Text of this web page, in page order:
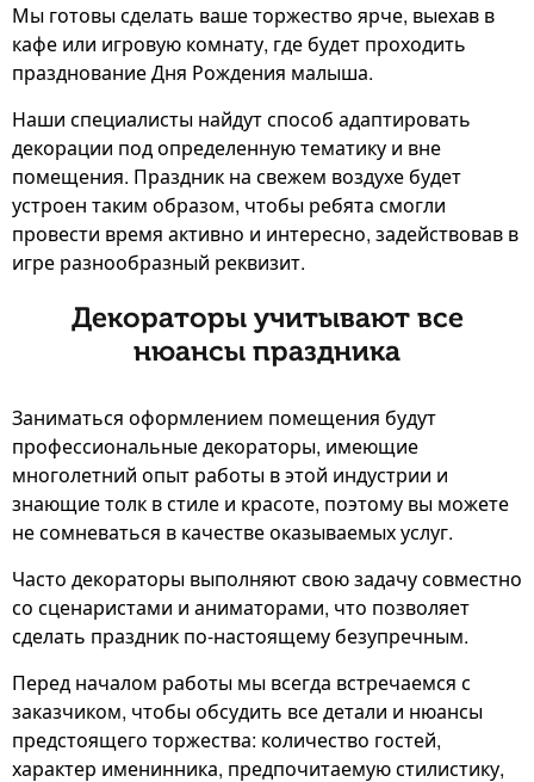
Мы готовы сделать ваше торжество ярче, выехав в
кафе или игровую комнату, где будет проходить
празднование Дня Рождения малыша.
Наши специалисты найдут способ адаптировать
декорации под определенную тематику и вне
помещения. Праздник на свежем воздухе будет
устроен таким образом, чтобы ребята смогли
провести время активно и интересно, задействовав в
игре разнообразный реквизит.
Декораторы учитывают все
нюансы праздника
Заниматься оформлением помещения будут
профессиональные декораторы, имеющие
многолетний опыт работы в этой индустрии и
знающие толк в стиле и красоте, поэтому вы можете
не сомневаться в качестве оказываемых услуг.
Часто декораторы выполняют свою задачу совместно
со сценаристами и аниматорами, что позволяет
сделать праздник по-настоящему безупречным.
Перед началом работы мы всегда встречаемся с
заказчиком, чтобы обсудить все детали и нюансы
предстоящего торжества: количество гостей,
характер именинника, предпочитаемую стилистику,